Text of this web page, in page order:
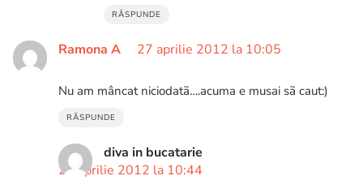
RĂSPUNDE
Ramona A 27 aprilie 2012 la 10:05
Nu am mâncat niciodatã….acuma e musai sã caut:)
RĂSPUNDE
diva in bucatarie
27 aprilie 2012 la 10:44